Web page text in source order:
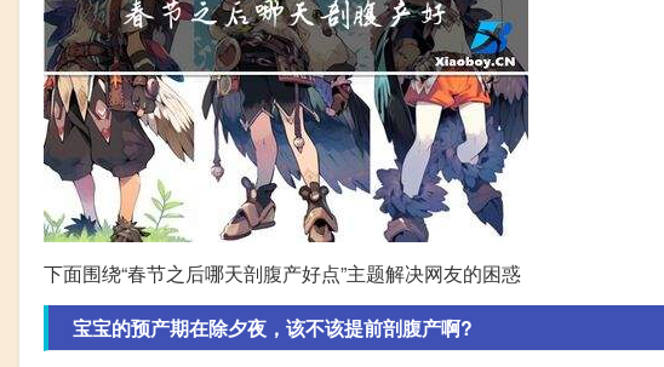
下面围绕“春节之后哪天剖腹产好点”主题解决网友的困惑
宝宝的预产期在除夕夜，该不该提前剖腹产啊?